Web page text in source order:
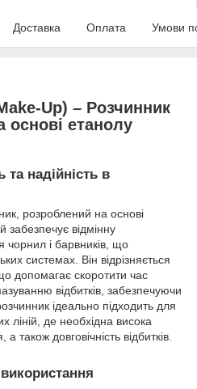
Доставка Оплата Умови
Up) – Розчинник
основі етанолу
та надійність в
розроблений на основі
відмінну
чорнил і барвників, що
системах. Він відрізняється
допомагає скоротити час
відбитків, забезпечуючи
ідеально підходить для
ліній, де необхідна висока
а також довговічність відбитків.